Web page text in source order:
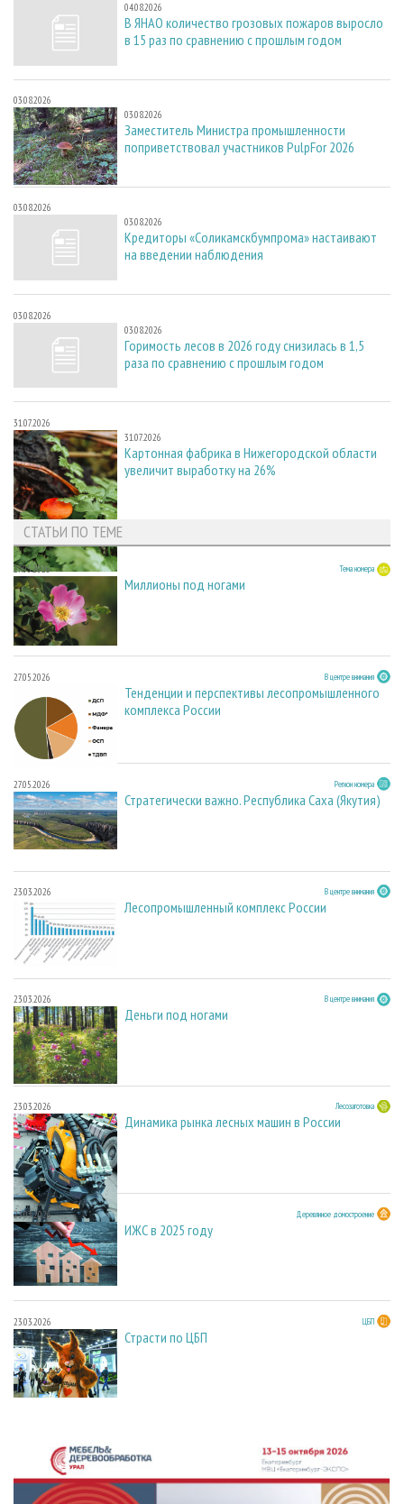
04.08.2026
В ЯНАО количество грозовых пожаров выросло
в 15 раз по сравнению с прошлым годом
03.08.2026
03.08.2026
Заместитель Министра промышленности
поприветствовал участников PulpFor 2026
03.08.2026
03.08.2026
Кредиторы «Соликамскбумпрома» настаивают
на введении наблюдения
03.08.2026
03.08.2026
Горимость лесов в 2026 году снизилась в 1,5
раза по сравнению с прошлым годом
31.07.2026
31.07.2026
Картонная фабрика в Нижегородской области
увеличит выработку на 26%
СТАТЬИ ПО ТЕМЕ
27.05.2026 Тема номера
Миллионы под ногами
27.05.2026 В центре внимания
Тенденции и перспективы лесопромышленного
комплекса России
27.05.2026 Регион номера
Стратегически важно. Республика Саха (Якутия)
23.03.2026 В центре внимания
Лесопромышленный комплекс России
23.03.2026 В центре внимания
Деньги под ногами
23.03.2026 Лесозаготовка
Динамика рынка лесных машин в России
23.03.2026 Деревянное домостроение
ИЖС в 2025 году
23.03.2026 ЦБП
Страсти по ЦБП